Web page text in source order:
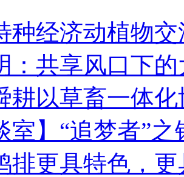
种经济动植物
：共享风口下
耕以草畜一体
室】“追梦者”
排更具特色，